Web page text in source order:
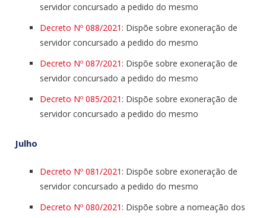
servidor concursado a pedido do mesmo
Decreto Nº 088/2021 : Dispõe sobre exoneração de
servidor concursado a pedido do mesmo
Decreto Nº 087/2021 : Dispõe sobre exoneração de
servidor concursado a pedido do mesmo
Decreto Nº 085/2021 : Dispõe sobre exoneração de
servidor concursado a pedido do mesmo
Julho
Decreto Nº 081/2021 : Dispõe sobre exoneração de
servidor concursado a pedido do mesmo
Decreto Nº 080/2021 : Dispõe sobre a nomeação dos